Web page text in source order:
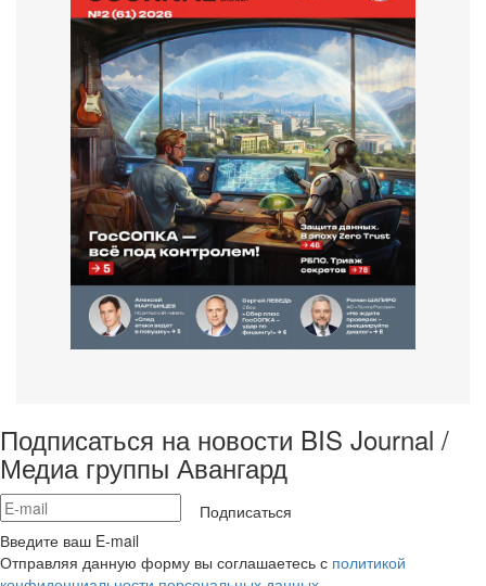
Подписаться на новости BIS Journal /
Медиа группы Авангард
Подписаться
Введите ваш E-mail
Отправляя данную форму вы соглашаетесь с политикой